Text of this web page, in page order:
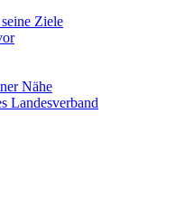
Ziele
Nähe
Landesverband